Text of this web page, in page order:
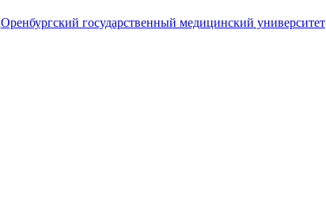
Оренбургский государственный медицинский университет